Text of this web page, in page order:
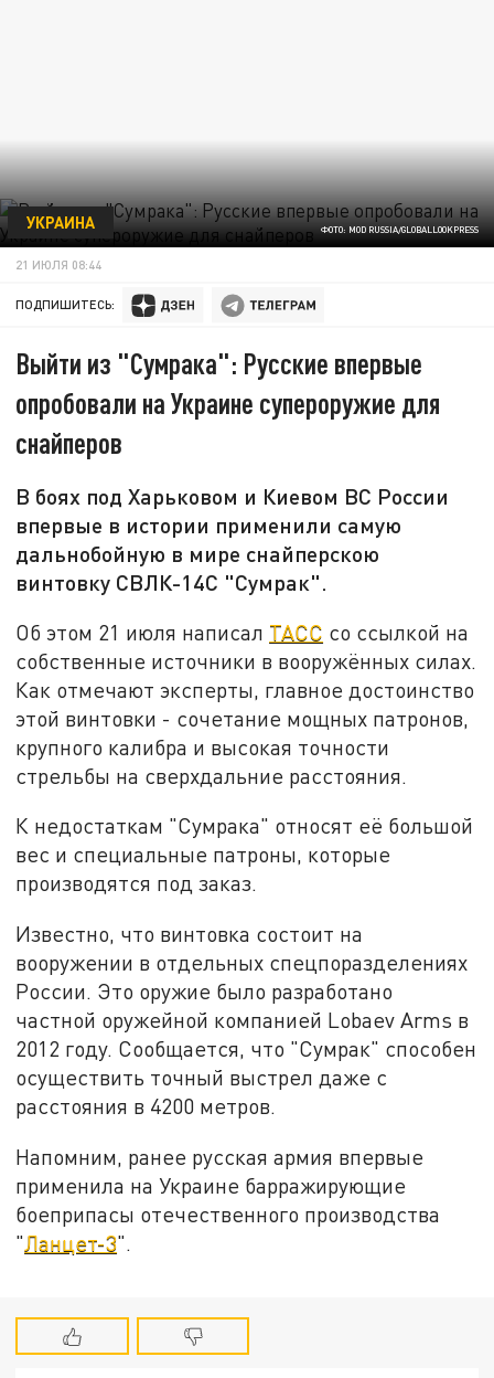
ФОТО: MOD RUSSIA/GLOBALLOOKPRESS
УКРАИНА
21 ИЮЛЯ 08:44
ПОДПИШИТЕСЬ:
Выйти из "Сумрака": Русские впервые
опробовали на Украине супероружие для
снайперов
В боях под Харьковом и Киевом ВС России
впервые в истории применили самую
дальнобойную в мире снайперскою
винтовку СВЛК-14С "Сумрак".
Об этом 21 июля написал ТАСС со ссылкой на
собственные источники в вооружённых силах.
Как отмечают эксперты, главное достоинство
этой винтовки - сочетание мощных патронов,
крупного калибра и высокая точности
стрельбы на сверхдальние расстояния.
К недостаткам "Сумрака" относят её большой
вес и специальные патроны, которые
производятся под заказ.
Известно, что винтовка состоит на
вооружении в отдельных спецпоразделениях
России. Это оружие было разработано
частной оружейной компанией Lobaev Arms в
2012 году. Сообщается, что "Сумрак" способен
осуществить точный выстрел даже с
расстояния в 4200 метров.
Напомним, ранее русская армия впервые
применила на Украине барражирующие
боеприпасы отечественного производства
"Ланцет-3".